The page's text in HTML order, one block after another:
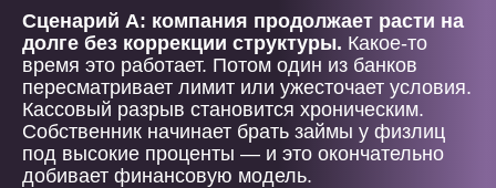
Сценарий А: компания продолжает расти на
долге без коррекции структуры. Какое-то
время это работает. Потом один из банков
пересматривает лимит или ужесточает условия.
Кассовый разрыв становится хроническим.
Собственник начинает брать займы у физлиц
под высокие проценты — и это окончательно
добивает финансовую модель.